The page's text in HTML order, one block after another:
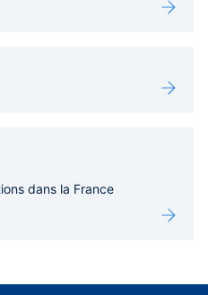
dans la France